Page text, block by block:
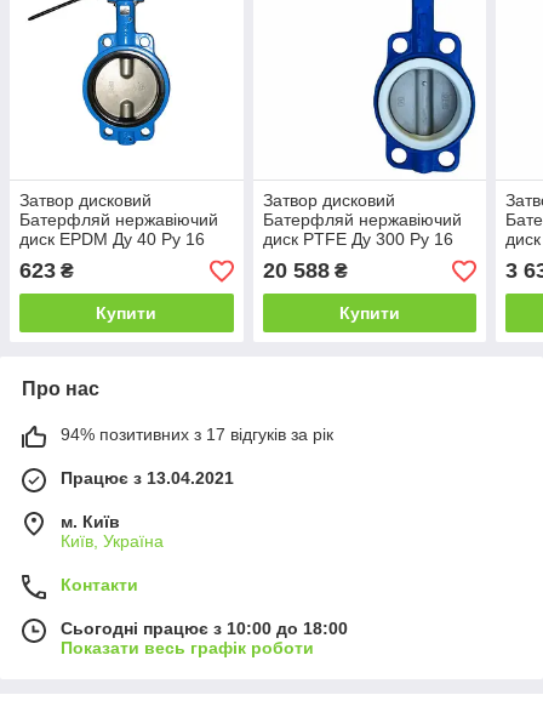
Затвор дисковий
Батерфляй нержавіючий
диск EPDM Ду 40 Ру 16
623 ₴
Купити
Затвор дисковий
Батерфляй нержавіючий
диск PTFE Ду 300 Ру 16
під редуктор
20 588₴
Купити
3
Про нас
94% позитивних з 17 відгуків за рік
Працює з 13.04.2021
м. Київ
Київ, Україна
Контакти
Сьогодні працює з 10:00 до 18:00
Показати весь графік роботи